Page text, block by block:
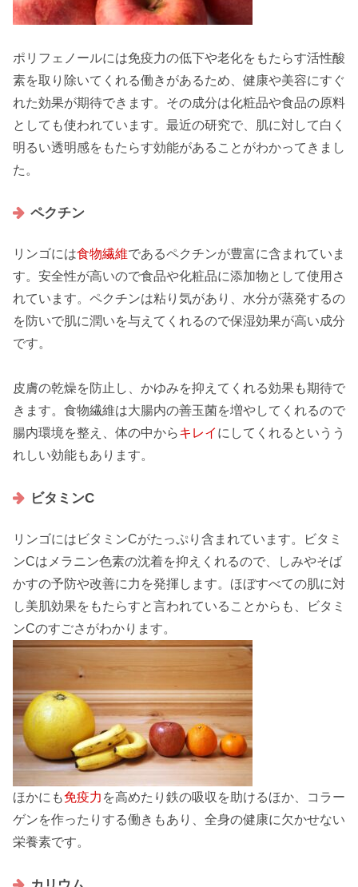
ポリフェノールには免疫力の低下や老化をもたらす活性酸
素を取り除いてくれる働きがあるため、 健康や美容にすぐ
れた効果が期待できます。その成分は化粧品や食品の原料
としても使われています。最近の研究で、肌に対して白く
明るい透明感をもたらす効能があることがわかってきまし
た。
ペクチン
リンゴには食物繊維であるペクチンが豊富に含まれていま
す。安全性が高いので食品や化粧品に添加物として使用さ
れています。ペクチンは粘り気があり、水分が蒸発するの
を防いで肌に潤いを与えてくれるので保湿効果が高い成分
です。
皮膚の乾燥を防止し、かゆみを抑えてくれる効果も期待で
きます。食物繊維は大腸内の善玉菌を増やしてくれるので
腸内環境を整え、体の中からキレイ にしてくれるというう
れしい効能もあります。
ビタミンC
リンゴには ビタミンCがたっぷり含まれています。ビタミ
ンCはメラニン色素の沈着を抑えくれるので、
しみやそば
かすの予防や改善に力を発揮します。ほぼすべての肌に対
し美肌効果をもたらすと言われていることからも、ビタミ
ンCのすごさがわかります。
ほかにも免疫力 を高めたり鉄の吸収を助けるほか、
コラー
ゲンを作ったりする働きもあり、全身の健康に欠かせない
栄養素です。